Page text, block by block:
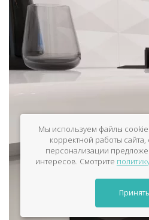
Мы используем файлы cookie
корректной работы сайта,
персонализации
интересов. Смотрите
Принять